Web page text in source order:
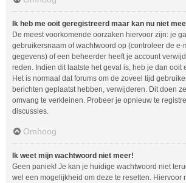
Ik heb me ooit geregistreerd maar kan nu niet
De meest voorkomende oorzaken hiervoor zijn: je
gebruikersnaam of wachtwoord op (controleer de e-
gegevens) of een beheerder heeft je account
reden. Indien dit laatste het geval is, heb je dan ooit
Het is normaal dat forums om de zoveel tijd
berichten geplaatst hebben, verwijderen. Dit doen
omvang te verkleinen. Probeer je opnieuw te
discussies.
Omhoog
Ik weet mijn wachtwoord niet meer!
Geen paniek! Je kan je huidige wachtwoord niet
wel een mogelijkheid om deze te resetten. Hiervoor